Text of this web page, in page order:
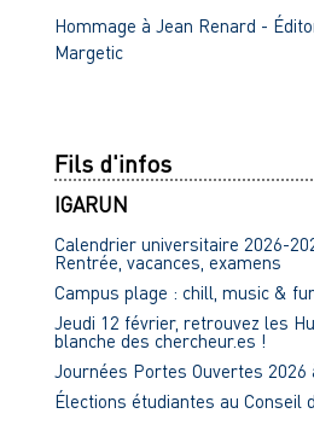
Hommage à Jean Renard -
Margetic
Fils d'infos
IGARUN
Calendrier universitaire 2026-
Rentrée, vacances, examens
Campus plage : chill, music &
Jeudi 12 février, retrouvez les
blanche des chercheur.es !
Journées Portes Ouvertes 2026
Élections étudiantes au Conseil